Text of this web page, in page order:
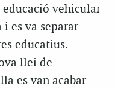
educació vehicular
es va separar
educatius.
llei de
es van acabar